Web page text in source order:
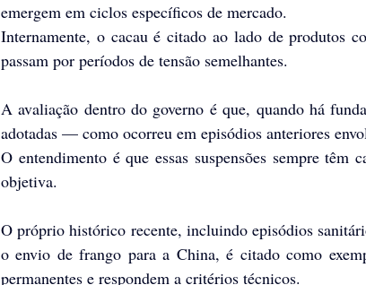
emergem em ciclos específicos de mercado.
Internamente, o cacau é citado ao lado de produtos
passam por períodos de tensão semelhantes.
A avaliação dentro do governo é que, quando há
adotadas — como ocorreu em episódios anteriores
O entendimento é que essas suspensões sempre
objetiva.
O próprio histórico recente, incluindo episódios
o envio de frango para a China, é citado como
permanentes e respondem a critérios técnicos.